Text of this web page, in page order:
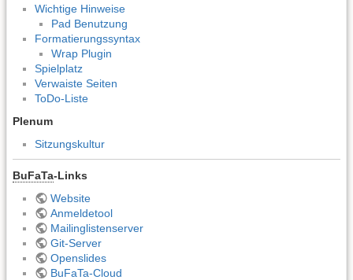
Wichtige Hinweise
Pad Benutzung
Formatierungssyntax
Wrap Plugin
Spielplatz
Verwaiste Seiten
ToDo-Liste
Plenum
Sitzungskultur
BuFaTa-Links
Website
Anmeldetool
Mailinglistenserver
Git-Server
Openslides
BuFaTa-Cloud